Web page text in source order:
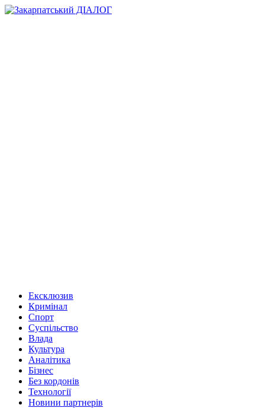
Ексклюзив
Кримінал
Спорт
Суспільство
Влада
Культура
Аналітика
Бізнес
Без кордонів
Технології
Новини партнерів